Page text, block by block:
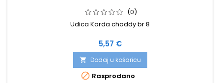
(0)
Udica Korda choddy br 8
Cijena
5,57 €
 Dodaj u košaricu
 Rasprodano